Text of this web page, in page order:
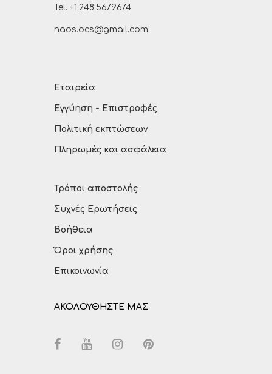
Tel. +1.248.567.9674
naos.ocs@gmail.com
Εταιρεία
Εγγύηση - Επιστροφές
Πολιτική εκπτώσεων
Πληρωμές και ασφάλεια
Τρόποι αποστολής
Συχνές Ερωτήσεις
Βοήθεια
Όροι χρήσης
Επικοινωνία
ΑΚΟΛΟΥΘΗΣΤΕ ΜΑΣ